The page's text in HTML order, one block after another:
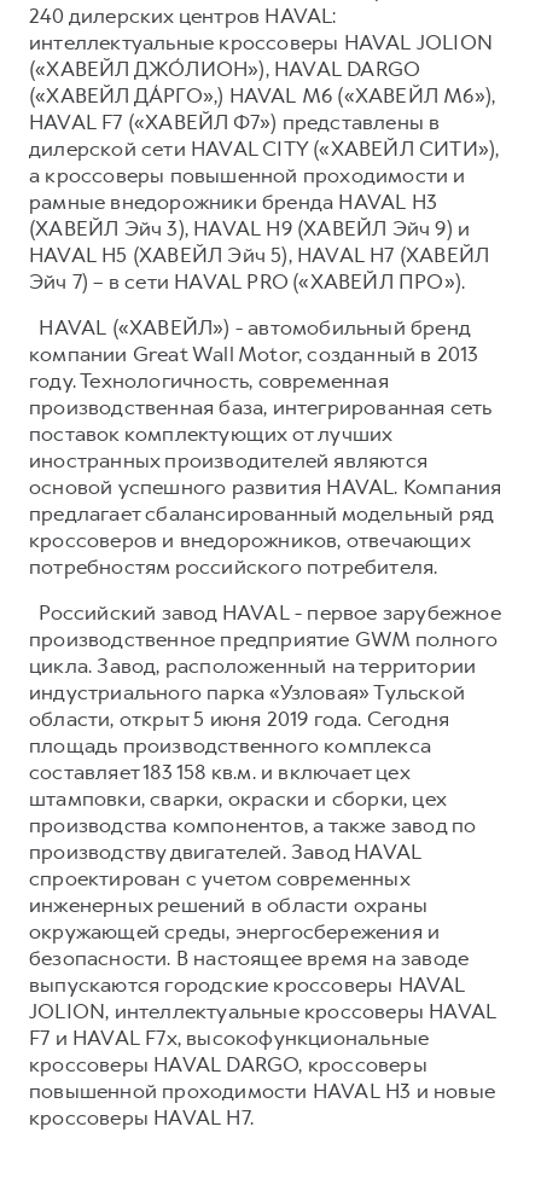
240 дилерских центров HAVAL:
интеллектуальные кроссоверы HAVAL JOLION
(«ХАВЕЙЛ ДЖО́ЛИОН»), HAVAL DARGO
(«ХАВЕЙЛ ДА́РГО»,) HAVAL М6 («ХАВЕЙЛ M6»),
HAVAL F7 («ХАВЕЙЛ Ф7») представлены в
дилерской сети HAVAL CITY («ХАВЕЙЛ СИТИ»),
а кроссоверы повышенной проходимости и
рамные внедорожники бренда HAVAL H3
(ХАВЕЙЛ Эйч 3), HAVAL H9 (ХАВЕЙЛ Эйч 9) и
HAVAL H5 (ХАВЕЙЛ Эйч 5), HAVAL H7 (ХАВЕЙЛ
Эйч 7) – в сети HAVAL PRO («ХАВЕЙЛ ПРО»).
HAVAL («ХАВЕЙЛ») - автомобильный бренд
компании Great Wall Motor, созданный в 2013
году. Технологичность, современная
производственная база, интегрированная сеть
поставок комплектующих от лучших
иностранных производителей являются
основой успешного развития HAVAL. Компания
предлагает сбалансированный модельный ряд
кроссоверов и внедорожников, отвечающих
потребностям российского потребителя.
Российский завод HAVAL - первое зарубежное
производственное предприятие GWM полного
цикла. Завод, расположенный на территории
индустриального парка «Узловая» Тульской
области, открыт 5 июня 2019 года. Сегодня
площадь производственного комплекса
составляет 183 158 кв.м. и включает цех
штамповки, сварки, окраски и сборки, цех
производства компонентов, а также завод по
производству двигателей. Завод HAVAL
спроектирован с учетом современных
инженерных решений в области охраны
окружающей среды, энергосбережения и
безопасности. В настоящее время на заводе
выпускаются городские кроссоверы HAVAL
JOLION, интеллектуальные кроссоверы HAVAL
F7 и HAVAL F7x, высокофункциональные
кроссоверы HAVAL DARGO, кроссоверы
повышенной проходимости HAVAL H3 и новые
кроссоверы HAVAL H7.